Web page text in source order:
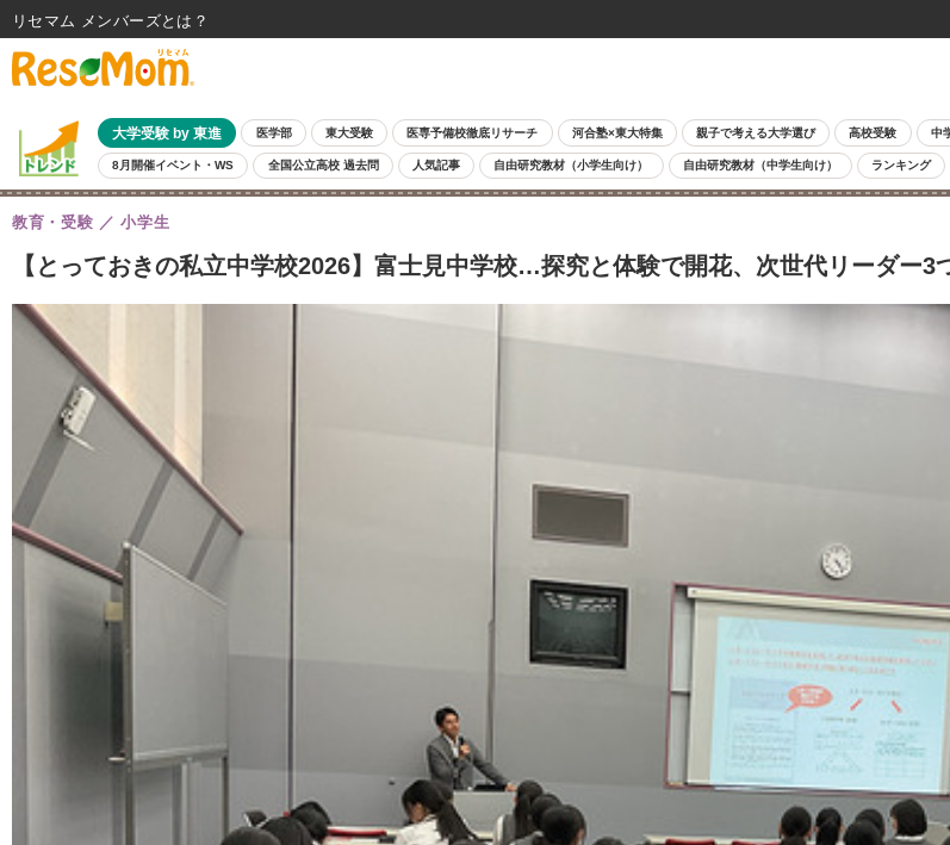
大学受験 by 東進 医学部 東大受験 医専予備校徹底リサーチ 河合塾×東大特集 親子で考える大学選び 高校受験 中
8月開催イベント・WS 全国公立高校 過去問 人気記事 自由研究教材（小学生向け） 自由研究教材（中学生向け） ランキング
【とっておきの私立中学校2026】富士見中学校…探究と体験で開花、次世代リーダー3
教育・受験 小学生
リセマム メンバーズ